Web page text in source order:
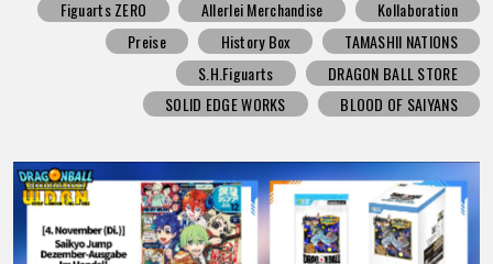
Figuarts ZERO Allerlei Merchandise
Kollaboration
Preise
History Box
TAMASHII NATIONS
S.H.Figuarts
DRAGON BALL STORE
SOLID EDGE WORKS
BLOOD OF SAIYANS